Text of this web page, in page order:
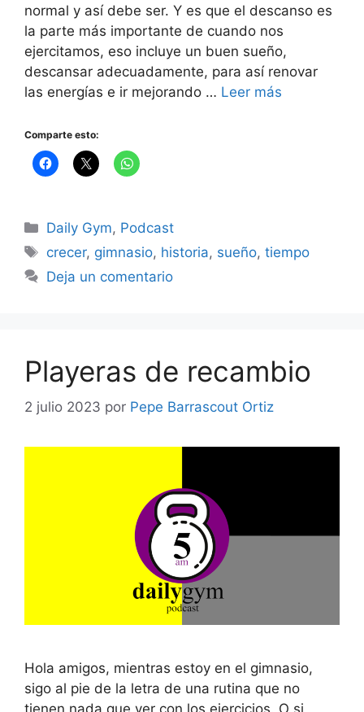
normal y así debe ser. Y es que el descanso es
la parte más importante de cuando nos
ejercitamos, eso incluye un buen sueño,
descansar adecuadamente, para así renovar
las energías e ir mejorando … Leer más
Comparte esto:
Categorías
Daily Gym, Podcast
Etiquetas
crecer, gimnasio, historia, sueño,tiempo
Deja un comentario
Playeras de recambio
2 julio 2023 por Pepe Barrascout Ortiz
Hola amigos, mientras estoy en el gimnasio,
sigo al pie de la letra de una rutina que no
tienen nada que ver con los ejercicios. O si,